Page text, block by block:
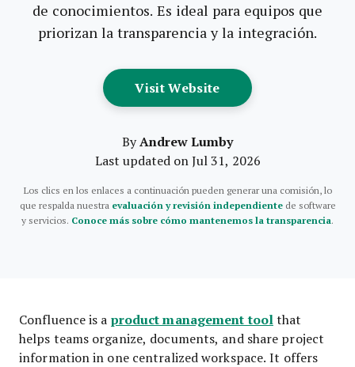
de conocimientos. Es ideal para equipos que
priorizan la transparencia y la integración.
Visit WebsiteOpens New Window
ByAndrew Lumby
Last updated on Jul 31, 2026
Los clics en los enlaces a continuación pueden generar una comisión, lo
que respalda nuestra evaluación y revisión independientede software
y servicios. Conoce más sobre cómo mantenemos la transparencia.
Confluence is a product management toolthat
helps teams organize, documents, and share project
information in one centralized workspace. It offers